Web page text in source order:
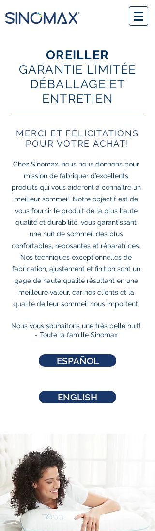
OREILLER
GARANTIE LIMITÉE
DÉBALLAGE ET
ENTRETIEN
MERCI ET FÉLICITATIONS
POUR VOTRE ACHAT!
Chez Sinomax, nous nous donnons pour
mission de fabriquer d’excellents
produits qui vous aideront à connaître un
meilleur sommeil. Notre objectif est de
vous fournir le produit de la plus haute
qualité et durabilité, vous garantissant
une nuit de sommeil des plus
confortables, reposantes et réparatrices.
Nos techniques exceptionnelles de
fabrication, ajustement et finition sont un
gage de haute qualité résultant en une
meilleure valeur, car nos clients et la
qualité de leur sommeil nous importent.
Nous vous souhaitons une très belle nuit!
- Toute la famille Sinomax
ESPAÑOL
ENGLISH